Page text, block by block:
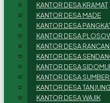
KANTOR DESA KRAMAT
KANTOR DESA MADE
KANTOR DESA
KANTOR DESA
KANTOR DESA
KANTOR DESA
KANTOR DESA
KANTOR DESA
KANTOR DESA TANJUNG
KANTOR DESA WAJIK